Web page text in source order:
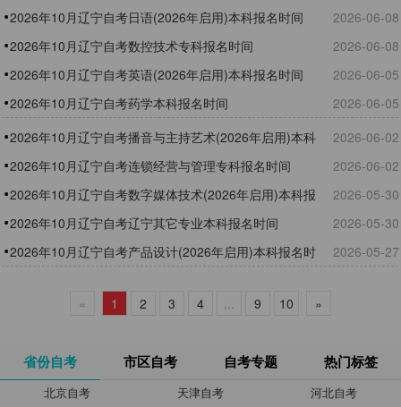
2026年10月辽宁自考日语(2026年启用)本科报名时间
2026-06-08
2026年10月辽宁自考数控技术专科报名时间
2026-06-08
2026年10月辽宁自考英语(2026年启用)本科报名时间
2026-06-05
2026年10月辽宁自考药学本科报名时间
2026-06-05
2026年10月辽宁自考播音与主持艺术(2026年启用)本科
报名时间
2026-06-02
2026年10月辽宁自考连锁经营与管理专科报名时间
2026-06-02
2026年10月辽宁自考数字媒体技术(2026年启用)本科报
名时间
2026-05-30
2026年10月辽宁自考辽宁其它专业本科报名时间
2026-05-30
2026年10月辽宁自考产品设计(2026年启用)本科报名时
2026-05-27
« 1 2 3 4 ... 9 10 »
省份自考 市区自考 自考专题 热门标签
北京自考 天津自考
河北自考